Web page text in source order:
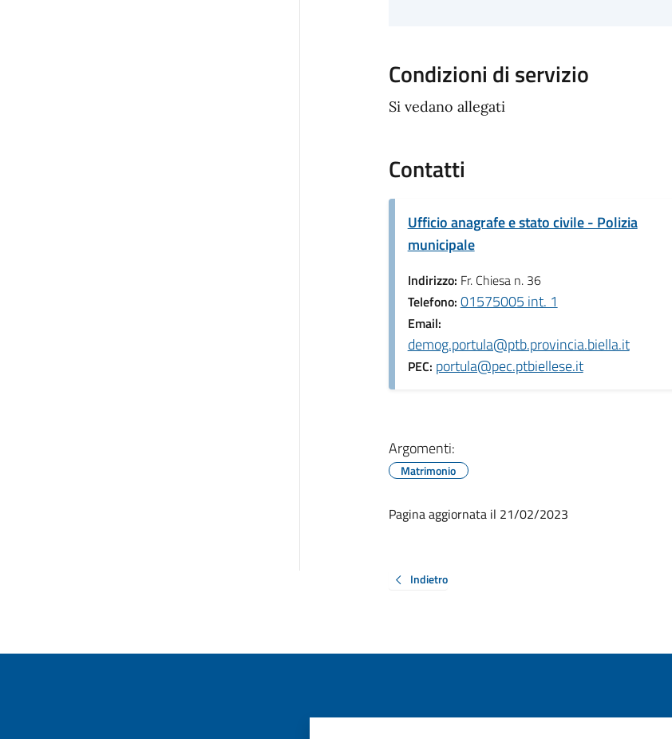
Condizioni di servizio
Si vedano allegati
Contatti
Ufficio anagrafe e stato civile - Polizia
municipale
Indirizzo: Fr. Chiesa n. 36
Telefono: 01575005 int. 1
Email:
demog.portula@ptb.provincia.biella.it
PEC: portula@pec.ptbiellese.it
Argomenti:
Matrimonio
Pagina aggiornata il 21/02/2023
Indietro